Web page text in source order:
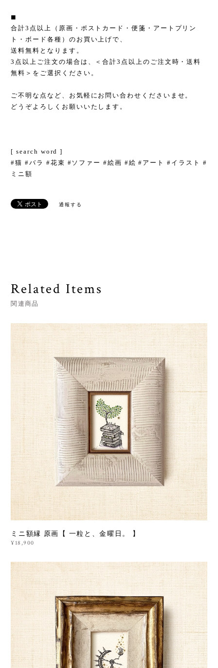
◼︎
合計3点以上（原画・ポストカード・便箋・アートプリン
ト・ボード各種）のお買い上げで、
送料無料となります。
3点以上ご注文の場合は、＜合計3点以上のご注文時・送料
無料＞をご選択ください。
ご不明な点など、お気軽にお問い合わせくださいませ。
どうぞよろしくお願いいたします。
[ search word ]
#猫 #バラ #花束 #ソファー #絵画 #絵 #アート #イラスト #
ミニ額
通報する
Related Items
関連商品
ミニ額縁 原画【 一粒と、金曜日。 】
¥18,900